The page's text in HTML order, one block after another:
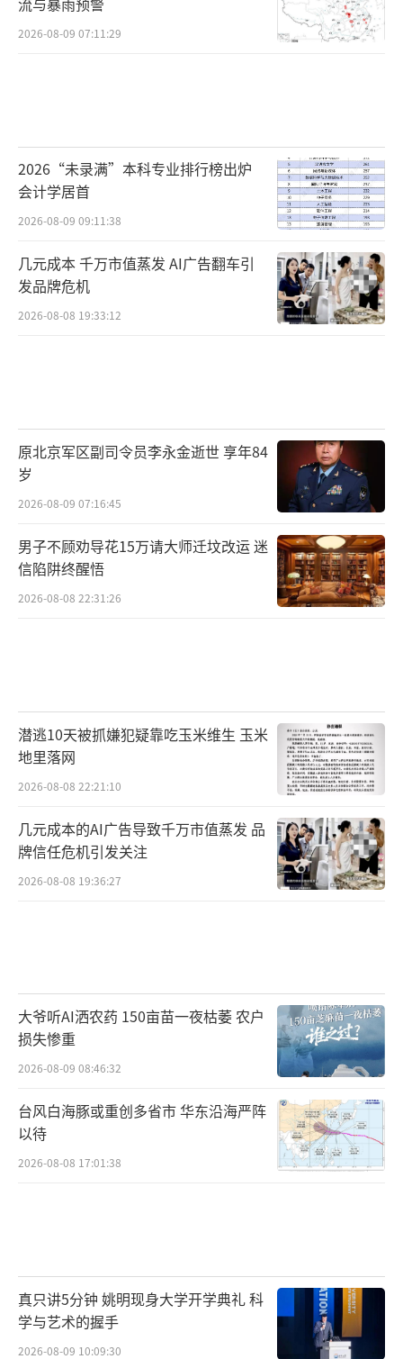
2026-08-09 07:11:29
2026“未录满”本科专业排行榜出炉
会计学居首
2026-08-09 09:11:38
几元成本 千万市值蒸发 AI广告翻车引
发品牌危机
2026-08-08 19:33:12
原北京军区副司令员李永金逝世 享年84
岁
2026-08-09 07:16:45
男子不顾劝导花15万请大师迁坟改运 迷
信陷阱终醒悟
2026-08-08 22:31:26
潜逃10天被抓嫌犯疑靠吃玉米维生 玉米
地里落网
2026-08-08 22:21:10
几元成本的AI广告导致千万市值蒸发 品
牌信任危机引发关注
2026-08-08 19:36:27
大爷听AI洒农药 150亩苗一夜枯萎 农户
损失惨重
2026-08-09 08:46:32
台风白海豚或重创多省市 华东沿海严阵
以待
2026-08-08 17:01:38
真只讲5分钟 姚明现身大学开学典礼 科
学与艺术的握手
2026-08-09 10:09:30